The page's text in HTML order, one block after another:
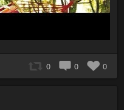
0 0 0